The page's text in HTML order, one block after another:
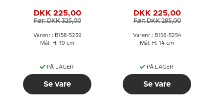
DKK 225,00
Før: DKK 325,00
Varenr.: B158-5239
Mål: H: 19 cm
PÅ LAGER
Se vare
DKK 225,00
Før: DKK 295,00
Varenr.: B158-5254
Mål: H: 14 cm
PÅ LAGER
Se vare